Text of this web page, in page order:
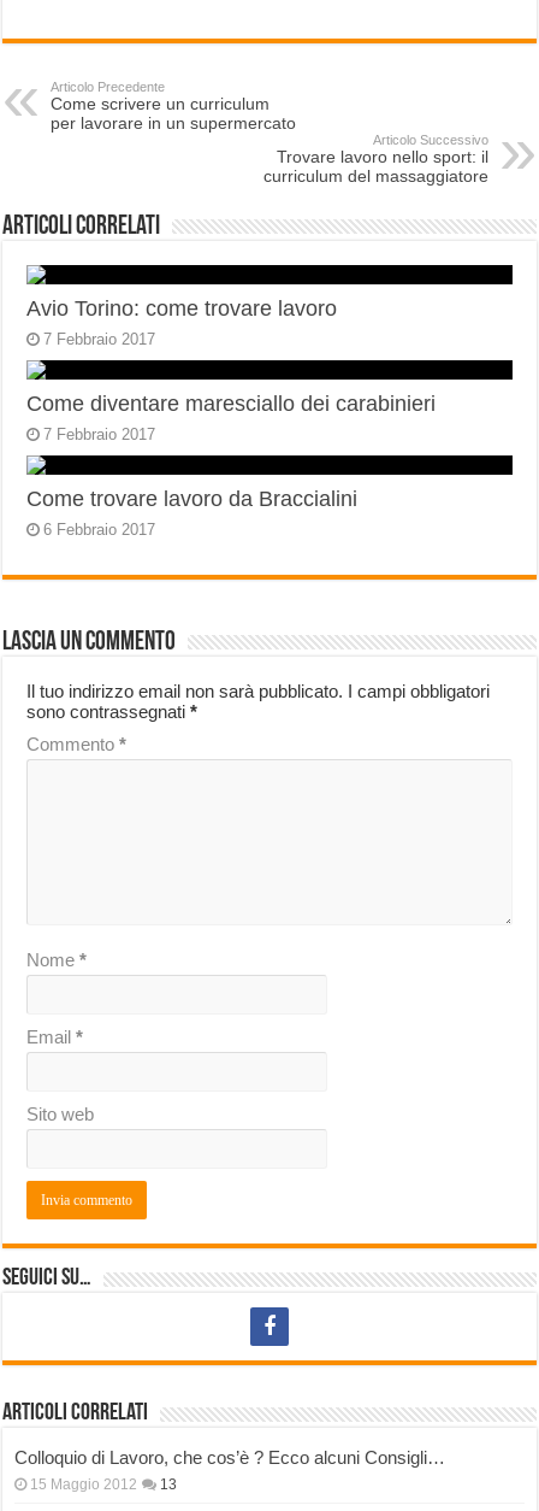
Articolo Precedente
Come scrivere un curriculum
per lavorare in un supermercato
Articolo Successivo
Trovare lavoro nello sport: il
curriculum del massaggiatore
Articoli correlati
Avio Torino: come trovare lavoro
7 Febbraio 2017
Come diventare maresciallo dei carabinieri
7 Febbraio 2017
Come trovare lavoro da Braccialini
6 Febbraio 2017
Lascia un commento
Il tuo indirizzo email non sarà pubblicato. I campi obbligatori
sono contrassegnati*
Commento*
Nome*
Email*
Sito web
Seguici su…
Articoli correlati
Colloquio di Lavoro, che cos’è ? Ecco alcuni Consigli…
15 Maggio 2012 13